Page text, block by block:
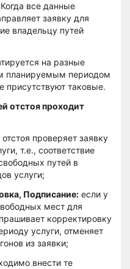
все данные
заявку для
владельцу путей
на разные
планируемым периодом
присутствуют таковые.
отстоя проходит
проверяет заявку
т.е., соответствие
путей в
услуги;
Подписание: если у
мест для
корректировку
услуги, отменяет
из заявки;
внести те